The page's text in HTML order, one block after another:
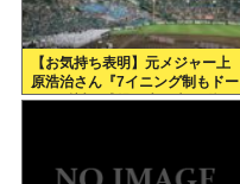
【お気持ち表明】元メジャー上
原浩治さん『7イニング制もドー
ムも反対。球児の生の声を聞